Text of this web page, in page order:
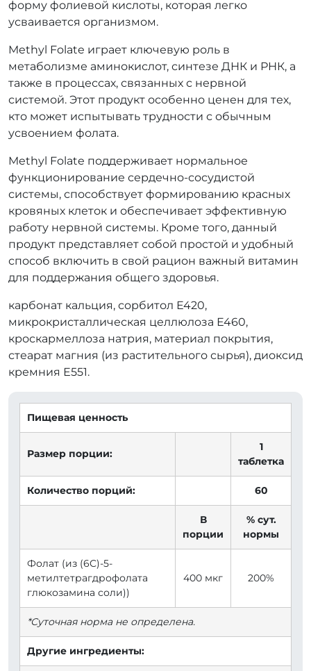
форму фолиевой кислоты, которая легко
усваивается организмом.
Methyl Folate играет ключевую роль в
метаболизме аминокислот, синтезе ДНК и РНК, а
также в процессах, связанных с нервной
системой. Этот продукт особенно ценен для тех,
кто может испытывать трудности с обычным
усвоением фолата.
Methyl Folate поддерживает нормальное
функционирование сердечно-сосудистой
системы, способствует формированию красных
кровяных клеток и обеспечивает эффективную
работу нервной системы. Кроме того, данный
продукт представляет собой простой и удобный
способ включить в свой рацион важный витамин
для поддержания общего здоровья.
карбонат кальция, сорбитол Е420,
микрокристаллическая целлюлоза Е460,
кроскармеллоза натрия, материал покрытия,
стеарат магния (из растительного сырья), диоксид
кремния Е551.
Пищевая ценность
Размер порции:
1
таблетка
Количество порций: 60
В
порции
% сут.
нормы
Фолат (из (6C)-5-
метилтетрагдрофолата
глюкозамина соли))
400 мкг 200%
*Суточная норма не определена.
Другие ингредиенты: